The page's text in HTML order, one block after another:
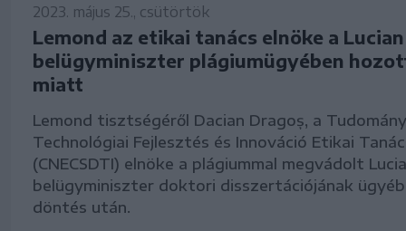
2023. május 25., csütörtök
Lemond az etikai tanács elnöke a
belügyminiszter plágiumügyében
miatt
Lemond tisztségéről Dacian Dragoș, a
Technológiai Fejlesztés és Innováció Etikai
(CNECSDTI) elnöke a plágiummal megvádolt
belügyminiszter doktori disszertációjának
döntés után.